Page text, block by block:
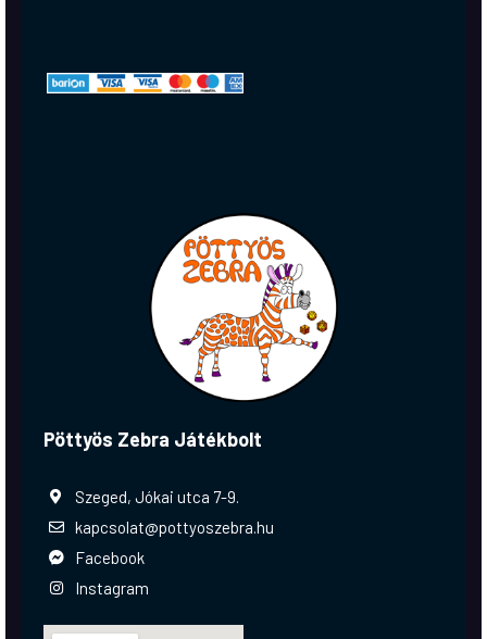
Pöttyös Zebra Játékbolt
Szeged, Jókai utca 7-9.
kapcsolat@pottyoszebra.hu
Facebook
Instagram